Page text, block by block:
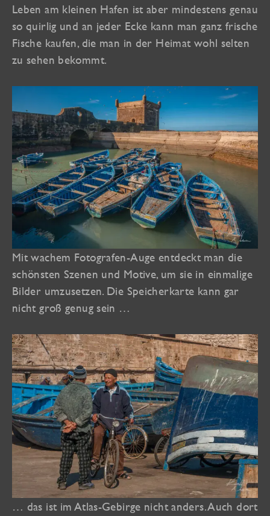
Leben am kleinen Hafen ist aber mindestens genau
so quirlig und an jeder Ecke kann man ganz frische
Fische kaufen, die man in der Heimat wohl selten
zu sehen bekommt.
Mit wachem Fotografen-Auge entdeckt man die
schönsten Szenen und Motive, um sie in einmalige
Bilder umzusetzen. Die Speicherkarte kann gar
nicht groß genug sein …
… das ist im Atlas-Gebirge nicht anders. Auch dort